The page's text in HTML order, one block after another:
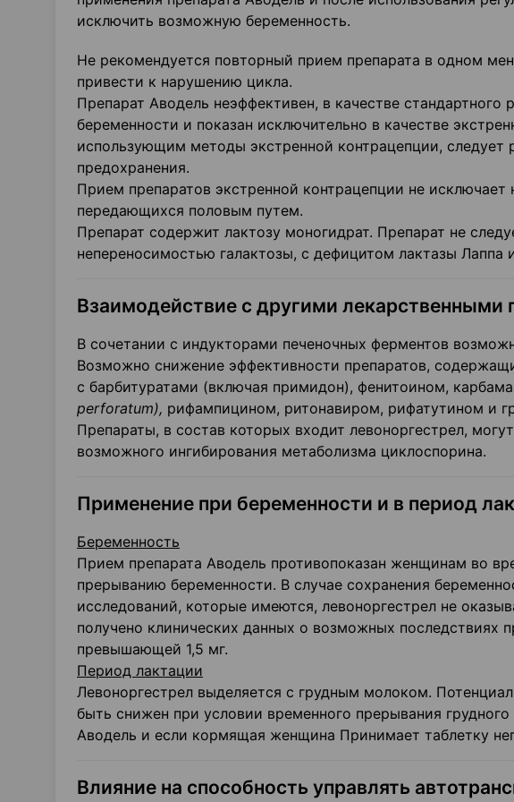
исключить возможную беременность.
Не рекомендуется повторный прием препарата в одном
привести к нарушению цикла.
Препарат Аводель неэффективен, в качестве стандартного
беременности и показан исключительно в качестве
использующим методы экстренной контрацепции, следует
предохранения.
Прием препаратов экстренной контрацепции не
передающихся половым путем.
Препарат содержит лактозу моногидрат. Препарат не
непереносимостью галактозы, с дефицитом лактазы Лаппа
Взаимодействие с другими лекарственными
В сочетании с индукторами печеночных ферментов
Возможно снижение эффективности препаратов,
с барбитуратами (включая примидон), фенитоином,
perforatum), рифампицином, ритонавиром, рифатутином и
Препараты, в состав которых входит левоноргестрел,
возможного ингибирования метаболизма циклоспорина.
Применение при беременности и в период
Беременность
Прием препарата Аводель противопоказан женщинам во
прерыванию беременности. В случае сохранения
исследований, которые имеются, левоноргестрел не
получено клинических данных о возможных последствиях
превышающей 1,5 мг.
Период лактации
Левоноргестрел выделяется с грудным молоком.
быть снижен при условии временного прерывания
Аводель и если кормящая женщина Принимает таблетку
Влияние на способность управлять